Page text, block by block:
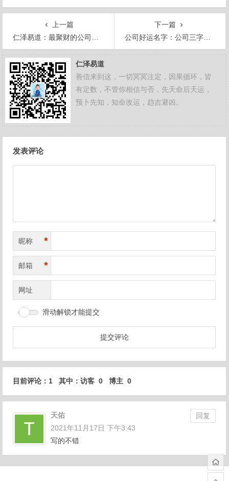
上一篇
仁泽易道：最聚财的公司名字大全四字
下一篇
公司好运名字：公司三字公司名字参考
仁泽易道
善信来到这，一切冥冥注定，因果循环，皆
有定数，不管你相信与否，先天命后天运，
预卜先知，知命改运，趋吉避凶。
发表评论
昵称 *
邮箱 *
网址
滑动解锁才能提交
目前评论：1 其中：访客 0 博主 0
天佑
回复
2021年11月17日 下午3:43
写的不错